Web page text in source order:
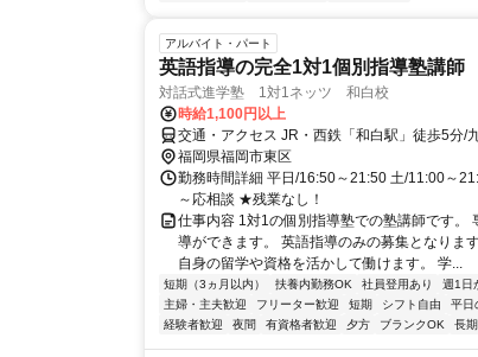
アルバイト・パート
英語指導の完全1対1個別指導塾講師
対話式進学塾 1対1ネッツ 和白校
時給1,100円以上
交通・アクセス JR・西鉄「和白駅」徒歩5分/
福岡県福岡市東区
勤務時間詳細 平日/16:50～21:50 土/11:00～
～応相談 ★残業なし！
仕事内容 1対1の個別指導塾での塾講師です。
導ができます。 英語指導のみの募集となりま
自身の留学や資格を活かして働けます。 学...
短期（3ヵ月以内） 扶養内勤務OK 社員登用あり 週1日
主婦・主夫歓迎
フリーター歓迎 短期 シフト自由 平日
経験者歓迎
夜間 有資格者歓迎 夕方 ブランクOK 長